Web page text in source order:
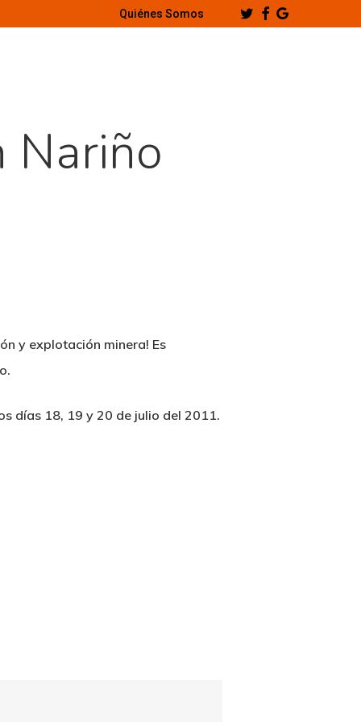
Quiénes Somos TwitterFacebook
Google-
Plus
Nariño
y explotación minera! Es
días 18, 19 y 20 de julio del 2011.